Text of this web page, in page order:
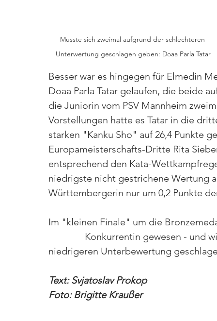
Musste sich zweimal aufgrund der schlechteren
Unterwertung geschlagen geben: Doaa Parla Tatar
Besser war es hingegen für Elmedin
Doaa Parla Tatar gelaufen, die beide
die Juniorin vom PSV Mannheim
Vorstellungen hatte es Tatar in die
starken "Kanku Sho" auf 26,4 Punkte
Europameisterschafts-Dritte Rita
entsprechend den Kata-
niedrigste nicht gestrichene Wertung
Württembergerin nur um 0,2 Punkte
Im "kleinen Finale" um die
Konkurrentin gewesen -
niedrigeren Unterbewertung
Text: Svjatoslav Prokop
Foto: Brigitte Kraußer